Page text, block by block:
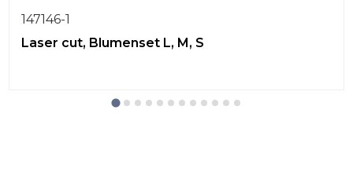
147146-1
Laser cut, Blumenset L, M, S